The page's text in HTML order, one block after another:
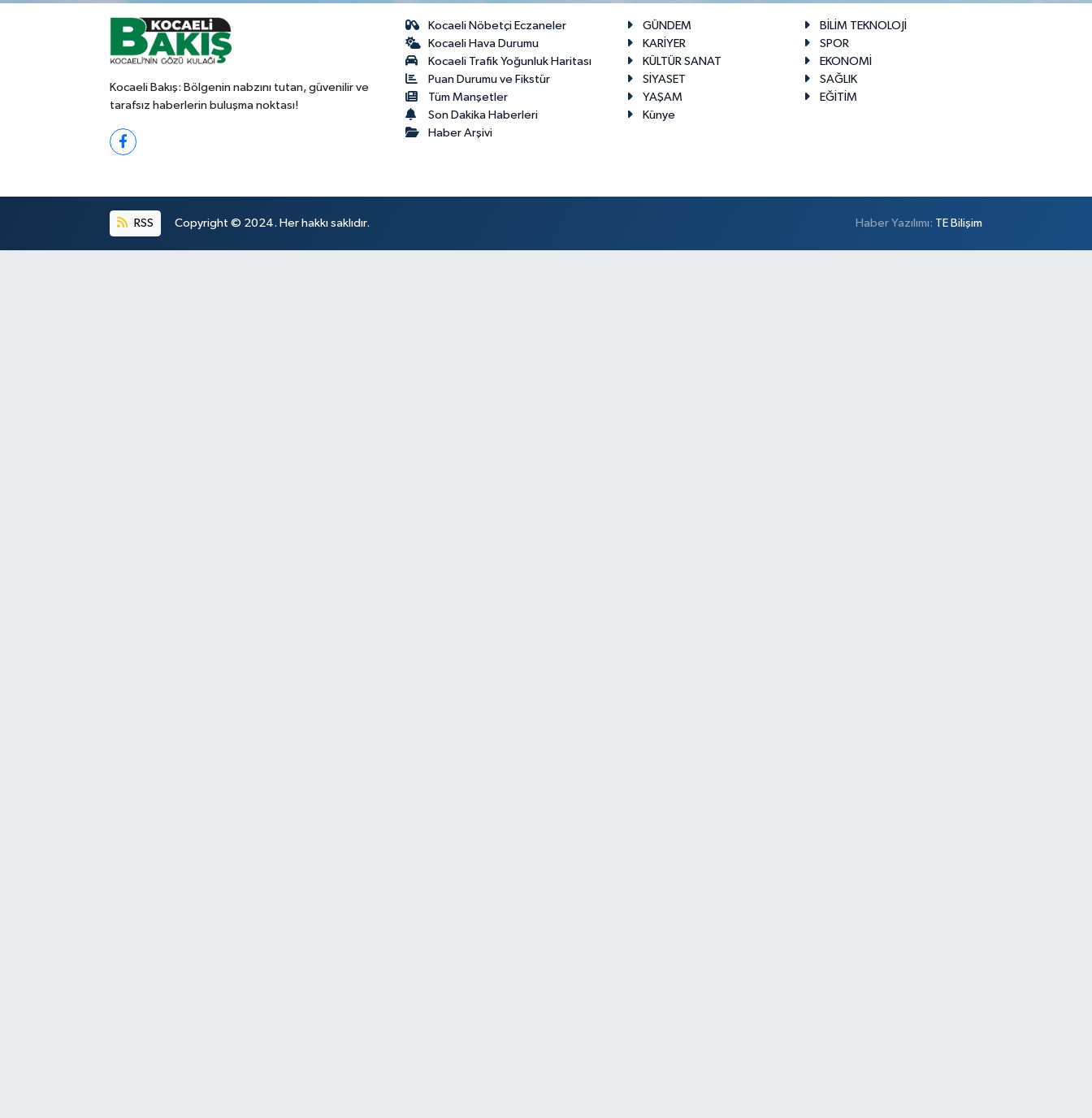
Kocaeli Bakış: Bölgenin nabzını tutan, güvenilir ve
tarafsız haberlerin buluşma noktası!
Kocaeli Nöbetçi Eczaneler
Kocaeli Hava Durumu
Kocaeli Trafik Yoğunluk Haritası
Puan Durumu ve Fikstür
Tüm Manşetler
Son Dakika Haberleri
Haber Arşivi
GÜNDEM
BİLİM TEKNOLOJİ
KARİYER
SPOR
KÜLTÜR SANAT
EKONOMİ
SİYASET
SAĞLIK
YAŞAM
EĞİTİM
Künye
RSS Copyright © 2024. Her hakkı saklıdır. Haber Yazılımı: TE Bilişim